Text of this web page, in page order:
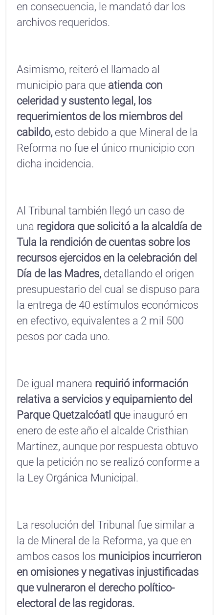
en consecuencia, le mandató dar los
archivos requeridos.
Asimismo, reiteró el llamado al
municipio para que atienda con
celeridad y sustento legal, los
requerimientos de los miembros del
cabildo, esto debido a que Mineral de la
Reforma no fue el único municipio con
dicha incidencia.
Al Tribunal también llegó un caso de
una regidora que solicitó a la alcaldía de
Tula la rendición de cuentas sobre los
recursos ejercidos en la celebración del
Día de las Madres, detallando el origen
presupuestario del cual se dispuso para
la entrega de 40 estímulos económicos
en efectivo, equivalentes a 2 mil 500
pesos por cada uno.
De igual manera requirió información
relativa a servicios y equipamiento del
Parque Quetzalcóatl que inauguró en
enero de este año el alcalde Cristhian
Martínez, aunque por respuesta obtuvo
que la petición no se realizó conforme a
la Ley Orgánica Municipal.
La resolución del Tribunal fue similar a
la de Mineral de la Reforma, ya que en
ambos casos los municipios incurrieron
en omisiones y negativas injustificadas
que vulneraron el derecho político-
electoral de las regidoras.